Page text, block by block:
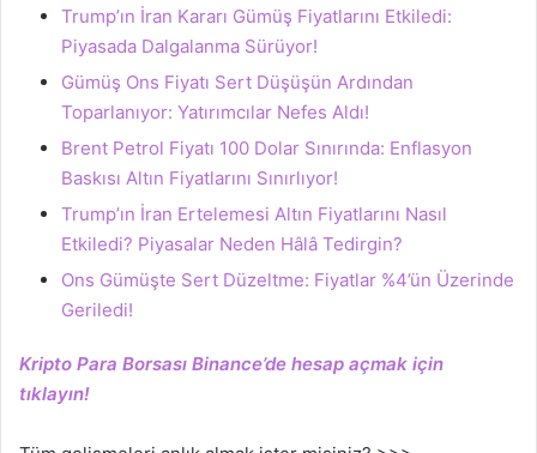
Trump’ın İran Kararı Gümüş Fiyatlarını Etkiledi:
Piyasada Dalgalanma Sürüyor!
Gümüş Ons Fiyatı Sert Düşüşün Ardından
Toparlanıyor: Yatırımcılar Nefes Aldı!
Brent Petrol Fiyatı 100 Dolar Sınırında: Enflasyon
Baskısı Altın Fiyatlarını Sınırlıyor!
Trump’ın İran Ertelemesi Altın Fiyatlarını Nasıl
Etkiledi? Piyasalar Neden Hâlâ Tedirgin?
Ons Gümüşte Sert Düzeltme: Fiyatlar %4’ün Üzerinde
Geriledi!
Kripto Para Borsası Binance’de hesap açmak için
tıklayın!